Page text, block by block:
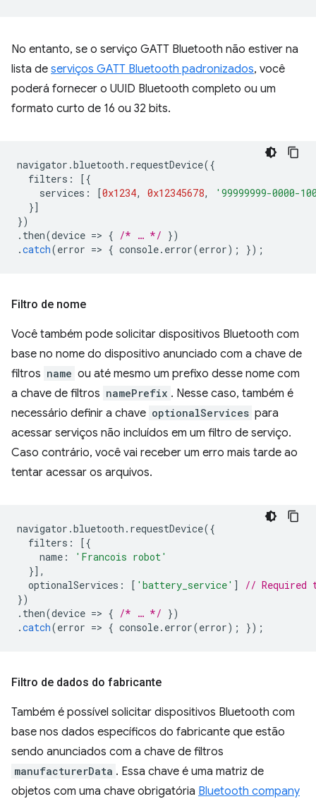
No entanto, se o serviço GATT Bluetooth não estiver na
lista de serviços GATT Bluetooth padronizados, você
poderá fornecer o UUID Bluetooth completo ou um
formato curto de 16 ou 32 bits.
navigator .bluetooth . requestDevice({
filters :
[{
services : [0x1234, 0x12345678,
'99999999-0000-
}]
})
. then(device => { /* … */ })
.catch(error => { console. error(error); });
Filtro de nome
Você também pode solicitar dispositivos Bluetooth com
base no nome do dispositivo anunciado com a chave de
filtros name ou até mesmo um prefixo desse nome com
a chave de filtros namePrefix . Nesse caso, também é
necessário definir a chave optionalServices para
acessar serviços não incluídos em um filtro de serviço.
Caso contrário, você vai receber um erro mais tarde ao
tentar acessar os arquivos.
navigator .bluetooth . requestDevice({
filters :
[{
name :
'Francois robot'
}],
optionalServices : [ 'battery_service' ]
// Required
})
. then(device => { /* … */ })
.catch(error => { console. error(error); });
Filtro de dados do fabricante
Também é possível solicitar dispositivos Bluetooth com
base nos dados específicos do fabricante que estão
sendo anunciados com a chave de filtros
manufacturerData . Essa chave é uma matriz de
objetos com uma chave obrigatória Bluetooth company